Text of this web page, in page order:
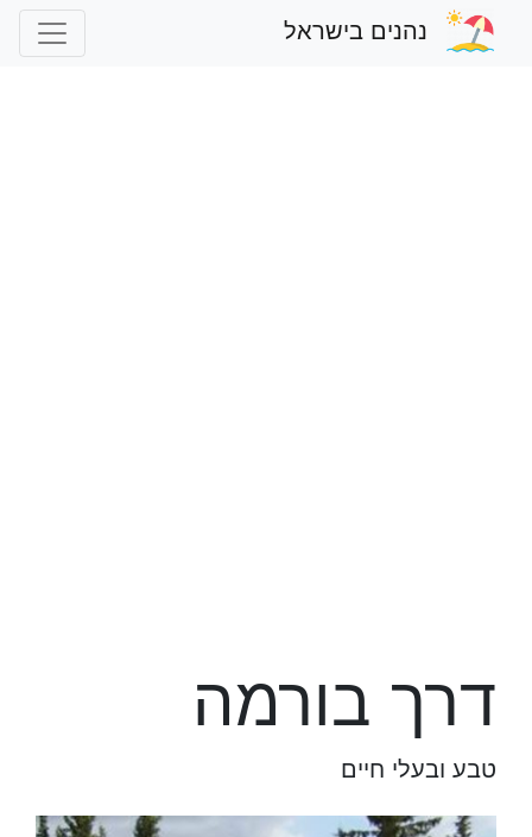
נהנים בישראל
דרך בורמה
טבע ובעלי חיים